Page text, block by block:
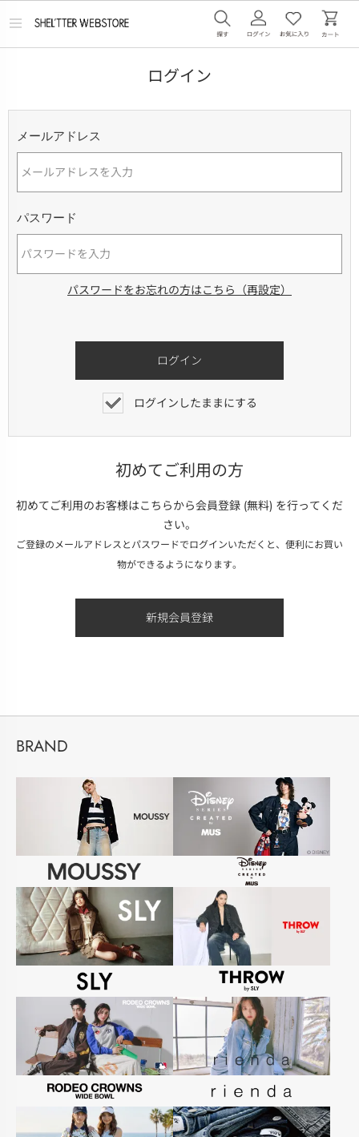
メ
ログイン
メールアドレス
パスワード
パスワードをお忘れの方はこちら（再設定）
ログインしたままにする
初めてご利用の方
初めてご利用のお客様はこちらから会員登録 (無料) を行ってくだ
さい。
ご登録のメールアドレスとパスワードでログインいただくと、便利にお買い
物ができるようになります。
BRAND